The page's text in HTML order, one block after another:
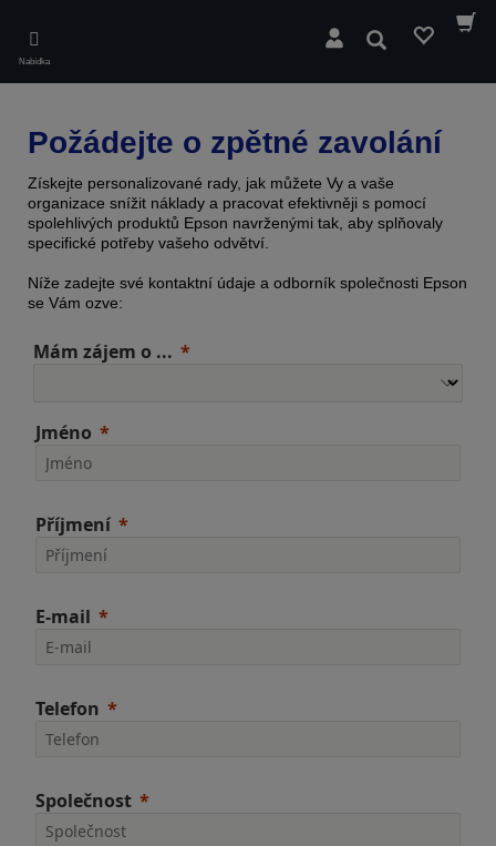
main
content
Nabídka
Hledat
Požádejte o zpětné zavolání
Získejte personalizované rady, jak můžete Vy a vaše
organizace snížit náklady a pracovat efektivněji s pomocí
spolehlivých produktů Epson navrženými tak, aby splňovaly
specifické potřeby vašeho odvětví.
Níže zadejte své kontaktní údaje a odborník společnosti Epson
se Vám ozve:
Mám zájem o ...
Jméno
Příjmení
E-mail
Telefon
Společnost